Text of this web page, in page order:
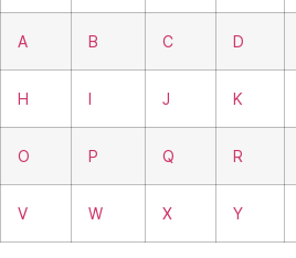
A B C D
H I J K
O P Q R
V W X Y